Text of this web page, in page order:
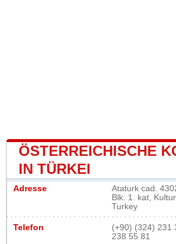
ÖSTERREICHISCHE
IN TÜRKEI
Adresse
Ataturk cad.
Blk. 1. kat,
Turkey
Telefon
(+90) (324) 231
238 55 81